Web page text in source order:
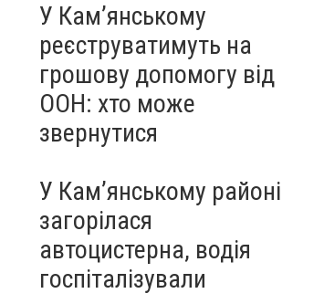
У Кам’янському
реєструватимуть на
грошову допомогу від
ООН: хто може
звернутися
У Кам’янському районі
загорілася
автоцистерна, водія
госпіталізували